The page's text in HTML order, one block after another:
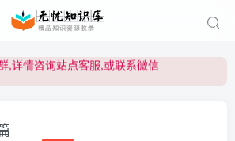
,详情咨询站点客服,或联系微信
,详情咨询站点客服,或联系微信